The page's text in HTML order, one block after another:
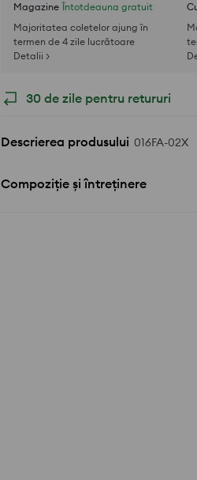
Magazine Întotdeauna gratuit
Majoritatea coletelor ajung în
termen de 4 zile lucrătoare
Detalii >
30 de zile pentru retururi
Descrierea produsului 016FA-02X
Compoziție și întreținere